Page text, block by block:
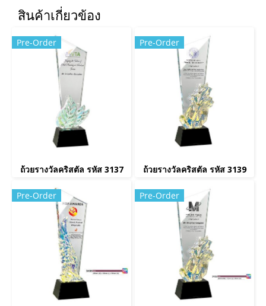
สินค้าเกี่ยวข้อง
Pre-Order
ถ้วยรางวัลคริสตัล รหัส 3137
Pre-Order
ถ้วยรางวัลคริสตัล รหัส 3139
Pre-Order Pre-Order